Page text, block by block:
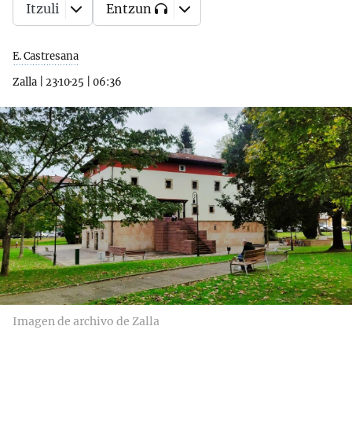
E. Castresana
Zalla
23·10·25 06:36
Itzuli Entzun
Imagen de archivo de Zalla